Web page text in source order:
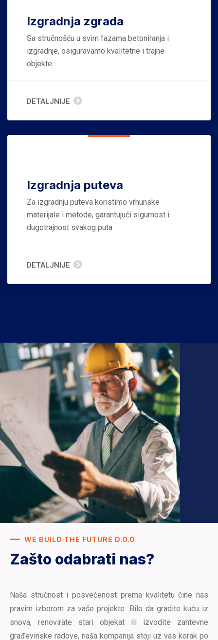
Izgradnja zgrada
Sa stručnošću u svim fazama betoniranja i
izgradnje, osiguravamo kvalitetne i trajne
objekte.
DETALJNIJE
Izgradnja puteva
Za izgradnju puteva koristimo vrhunske
materijale i metode, garantujući sigurnost i
dugotrajnost svakog puta.
DETALJNIJE
WE BUILD THE FUTURE D.O.O
Zašto odabrati nas?
Naša stručnost i posvećenost prema kvalitetu čine nas
pravim izborom za vaše projekte. Bilo da gradite kuću iz
snova, renovirate stari objekat ili izvodite zahtevne
građevinske radove, naša kompanija stoji uz vas korak po